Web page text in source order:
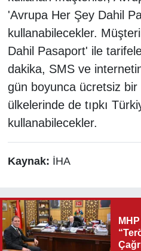
'Avrupa Her Şey Dahil
kullanabilecekler.
Dahil Pasaport' ile
dakika, SMS ve
gün boyunca ücretsiz bir
ülkelerinde de tıpkı
kullanabilecekler.
Kaynak: İHA